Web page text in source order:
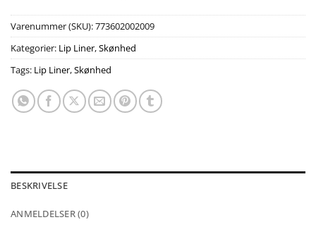
Varenummer (SKU):773602002009
Kategorier: Lip Liner,Skønhed
Tags: Lip Liner,Skønhed
BESKRIVELSE
ANMELDELSER (0)